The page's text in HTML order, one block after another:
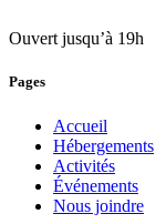
Ouvert jusqu’à 19h
Pages
Accueil
Hébergements
Activités
Événements
Nous joindre